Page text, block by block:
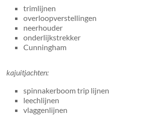
trimlijnen
overloopverstellingen
neerhouder
onderlijkstrekker
Cunningham
kajuitjachten:
spinnakerboom trip lijnen
leechlijnen
vlaggenlijnen